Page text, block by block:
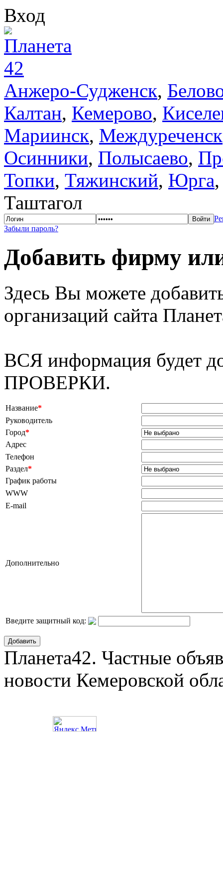
Вход
Анжеро-Судженск,
Калтан, Кемерово,
Мариинск, Междуреченск
Осинники, Полысаево,
Топки, Тяжинский, Юрга
Таштагол
Забыли пароль?
Добавить фирму
Здесь Вы можете
организаций сайта
ВСЯ информация будет
ПРОВЕРКИ.
Название*
Руководитель
Город*
Адрес
Телефон
Раздел*
График работы
WWW
E-mail
Дополнительно
Введите защитный код:
Добавить
Планета42. Частные
новости Кемеровской